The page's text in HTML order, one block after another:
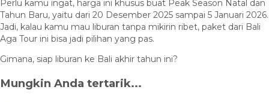
Perlu kamu ingat, harga ini khusus buat Peak Season Natal dan
Tahun Baru, yaitu dari 20 Desember 2025 sampai 5 Januari 2026.
Jadi, kalau kamu mau liburan tanpa mikirin ribet, paket dari Bali
Aga Tour ini bisa jadi pilihan yang pas.
Gimana, siap liburan ke Bali akhir tahun ini?
Mungkin Anda tertarik...